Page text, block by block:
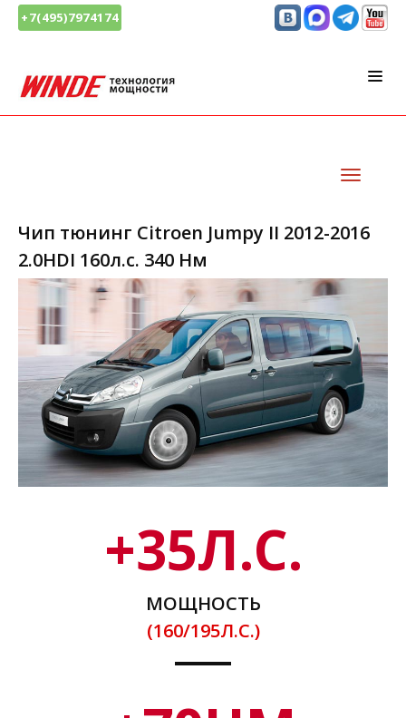
+7(495)7974174
Чип тюнинг Citroen Jumpy II 2012-2016
2.0HDI 160л.с. 340 Нм
+35Л.С.
МОЩНОСТЬ
(160/195Л.С.)